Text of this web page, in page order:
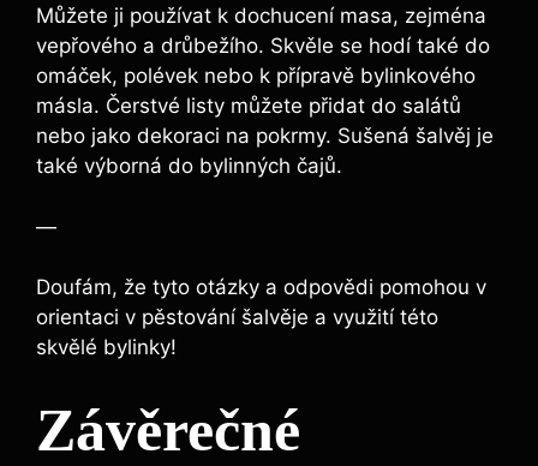
Můžete ji používat k dochucení masa, zejména
vepřového a drůbežího. Skvěle se hodí také do
omáček, polévek nebo k přípravě bylinkového
másla. Čerstvé listy můžete přidat do salátů
nebo jako dekoraci na pokrmy. Sušená šalvěj je
také výborná do bylinných čajů.
—
Doufám, že tyto otázky a odpovědi pomohou v
orientaci v pěstování šalvěje a využití této
skvělé bylinky!
Závěrečné